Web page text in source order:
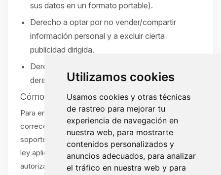
Utilizamos cookies
Usamos cookies y otras técnicas
de rastreo para mejorar tu
experiencia de navegación en
nuestra web, para mostrarte
contenidos personalizados y
anuncios adecuados, para analizar
el tráfico en nuestra web y para
sus datos en un formato portable).
Derecho a optar por no vender/compartir
información personal y a excluir cierta
publicidad dirigida.
Derecho a no ser discriminado por ejercer sus
derechos.
Cómo ejercer sus derechos
Para enviar una solicitud (acceso, eliminación,
corrección, portabilidad u opt-out), abra un ticket de
soporte:
. Verificaremos su solicitud según la
ley aplicable. Se aceptan solicitudes por agente
autorizado con la debida prueba.